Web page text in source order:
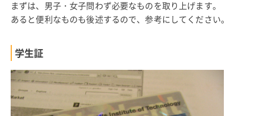
まずは、男子・女子問わず必要なものを取り上げます。
あると便利なものも後述するので、参考にしてください。
学生証